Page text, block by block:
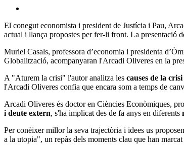
El conegut economista i president de Justícia i Pau,
actual i llança propostes per fer-li front. La presentació
Muriel Casals, professora d’economia i presidenta
Globalització, acompanyaran l'Arcadi Oliveres en la
A "Aturem la crisi" l'autor analitza les causes de la
l'Arcadi Oliveres confia que encara som a temps de
Arcadi Oliveres és doctor en Ciències Econòmiques,
i deute extern, s'ha implicat des de fa anys en diferents
Per conèixer millor la seva trajectòria i idees us
a la utopia", un repàs dels moments clau que han